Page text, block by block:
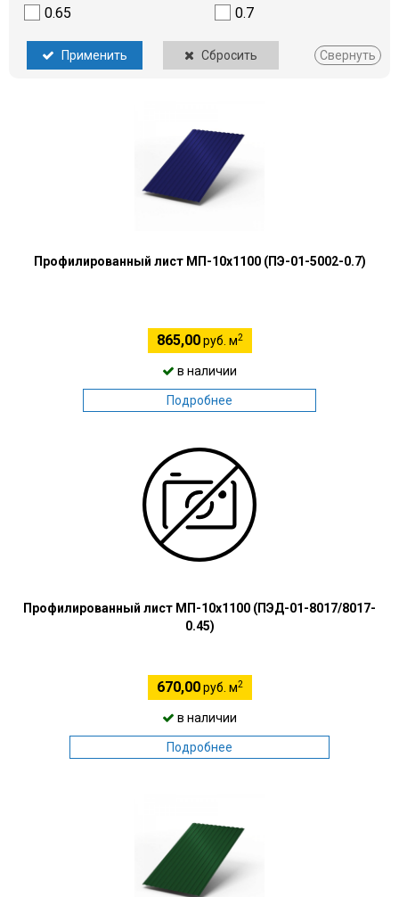
0.65
0.7
Применить Сбросить Свернуть
Профилированный лист МП-10х1100 (ПЭ-01-5002-0.7)
865,00руб. м2
в наличии
Подробнее
Профилированный лист МП-10х1100 (ПЭД-01-8017/8017-
0.45)
670,00руб. м2
в наличии
Подробнее